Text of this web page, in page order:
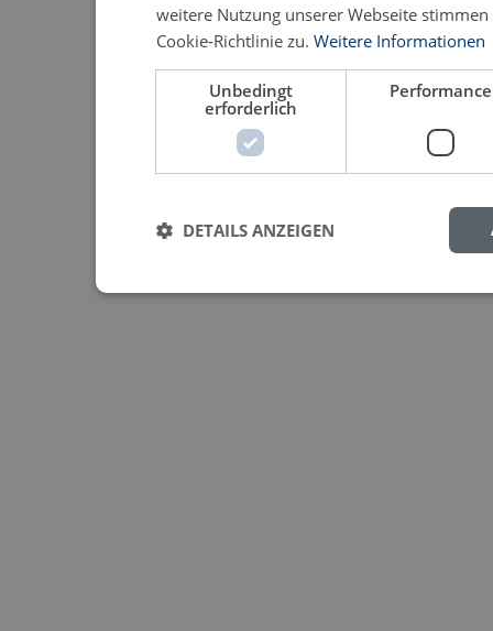
weitere Nutzung unserer Webseite
Cookie-Richtlinie zu. Weitere Informationen
Unbedingt
erforderlich
Performance
DETAILS ANZEIGEN